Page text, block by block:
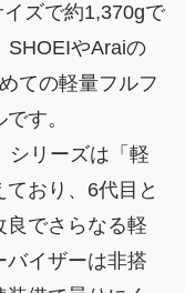
ズで約1,370gで
SHOEIやAraiの
ての軽量フルフ
す。
シリーズは「軽
おり、6代目と
良でさらなる軽
バイザーは非搭